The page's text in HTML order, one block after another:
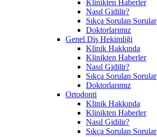
Klinikten Haberler
Nasıl Gidilir?
Sıkça Sorulan Sorular
Doktorlarımız
Genel Diş Hekimliği
Klinik Hakkında
Klinikten Haberler
Nasıl Gidilir?
Sıkça Sorulan Sorular
Doktorlarımız
Ortodonti
Klinik Hakkında
Klinikten Haberler
Nasıl Gidilir?
Sıkça Sorulan Sorular